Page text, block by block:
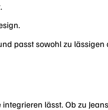
passt sowohl zu lässigen
lässt. Ob zu Jeans